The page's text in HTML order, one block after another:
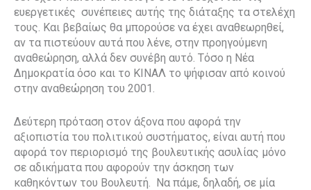
ευεργετικές συνέπειες αυτής της διάταξης τα στελέχη
τους. Και βεβαίως θα μπορούσε να έχει αναθεωρηθεί,
αν τα πιστεύουν αυτά που λένε, στην προηγούμενη
αναθεώρηση, αλλά δεν συνέβη αυτό. Τόσο η Νέα
Δημοκρατία όσο και το ΚΙΝΑΛ το ψήφισαν από κοινού
στην αναθεώρηση του 2001.
Δεύτερη πρόταση στον άξονα που αφορά την
αξιοπιστία του πολιτικού συστήματος, είναι αυτή που
αφορά τον περιορισμό της βουλευτικής ασυλίας μόνο
σε αδικήματα που αφορούν την άσκηση των
καθηκόντων του Βουλευτή. Να πάμε, δηλαδή, σε μία